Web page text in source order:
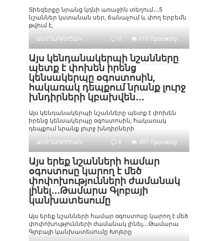
Տիեզերքը նրանց կդնի առաջին տեղում․․․5
նշաններ կստանան սեր, ճանաչում և փող Երբեմն
թվում է,
ԱՍՏՂԱԳՈՒՇԱԿ
0 615 Просмотр
Այս կենդանակերպի նշանները
պետք է փոխեն իրենց
կենսակերպը օգոստոսին,
հակառակ դեպքում նրանք լուրջ
խնդիրների կբախվեն․․․
Այս կենդանակերպի նշանները պետք է փոխեն
իրենց կենսակերպը օգոստոսին, հակառակ
դեպքում նրանք լուրջ խնդիրների
ԱՍՏՂԱԳՈՒՇԱԿ
0 497 Просмотр
Այս երեք նշանների համար
օգոստոսը կարող է մեծ
փոփոխությունների ժամանակ
լինել․․․Թամարա Գլոբայի
կանխատեսումը
Այս երեք նշանների համար օգոստոսը կարող է մեծ
փոփոխությունների ժամանակ լինել․․․Թամարա
Գլոբայի կանխատեսումը Խոյերը